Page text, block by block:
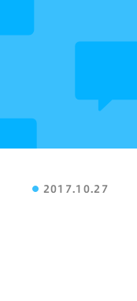
2017.10.27